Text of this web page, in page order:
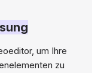
um Ihre
zu